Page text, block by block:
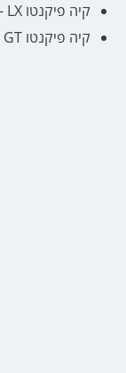
קיה פיקנטו LX - מחיר 104,900 ₪
קיה פיקנטו GT ליין - מחיר 105,900 ₪